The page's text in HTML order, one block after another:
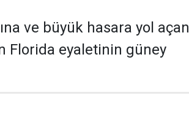
ve büyük hasara yol açan
Florida eyaletinin güney